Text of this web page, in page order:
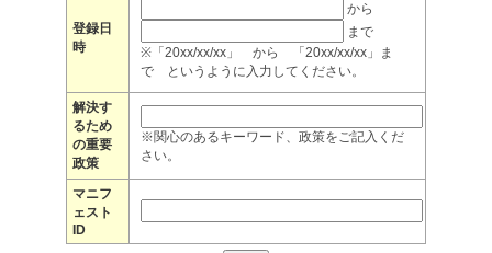
登録日
時
から
まで
※「20xx/xx/xx」 から 「20xx/xx/xx」ま
で というように入力してください。
解決す
るため
の重要
政策
※関心のあるキーワード、政策をご記入くだ
さい。
マニフ
ェスト
ID